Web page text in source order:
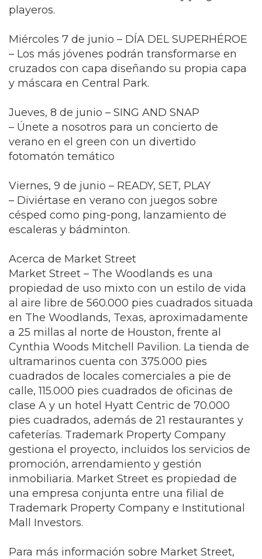
playeros.
Miércoles 7 de junio – DÍA DEL SUPERHÉROE
– Los más jóvenes podrán transformarse en
cruzados con capa diseñando su propia capa
y máscara en Central Park.
Jueves, 8 de junio – SING AND SNAP
– Únete a nosotros para un concierto de
verano en el green con un divertido
fotomatón temático
Viernes, 9 de junio – READY, SET, PLAY
– Diviértase en verano con juegos sobre
césped como ping-pong, lanzamiento de
escaleras y bádminton.
Acerca de Market Street
Market Street – The Woodlands es una
propiedad de uso mixto con un estilo de vida
al aire libre de 560.000 pies cuadrados situada
en The Woodlands, Texas, aproximadamente
a 25 millas al norte de Houston, frente al
Cynthia Woods Mitchell Pavilion. La tienda de
ultramarinos cuenta con 375.000 pies
cuadrados de locales comerciales a pie de
calle, 115.000 pies cuadrados de oficinas de
clase A y un hotel Hyatt Centric de 70.000
pies cuadrados, además de 21 restaurantes y
cafeterías. Trademark Property Company
gestiona el proyecto, incluidos los servicios de
promoción, arrendamiento y gestión
inmobiliaria. Market Street es propiedad de
una empresa conjunta entre una filial de
Trademark Property Company e Institutional
Mall Investors.
Para más información sobre Market Street,